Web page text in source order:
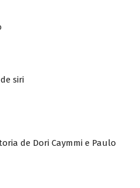
siri
de Dori Caymmi e Paulo